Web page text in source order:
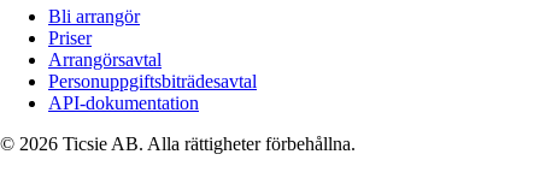
Bli arrangör
Priser
Arrangörsavtal
Personuppgiftsbiträdesavtal
API-dokumentation
© 2026 Ticsie AB. Alla rättigheter förbehållna.